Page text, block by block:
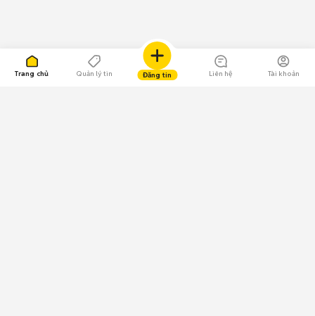
Trang chủ Quản lý tin Đăng tin Liên hệ Tài khoản